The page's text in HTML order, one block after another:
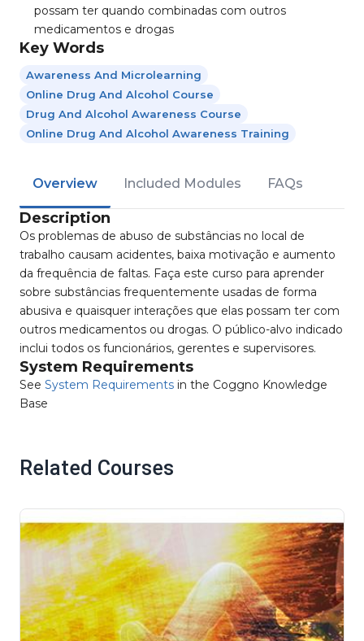
possam ter quando combinadas com outros
medicamentos e drogas
Key Words
Awareness And Microlearning
Online Drug And Alcohol Course
Drug And Alcohol Awareness Course
Online Drug And Alcohol Awareness Training
Overview Included Modules FAQs
Description
Os problemas de abuso de substâncias no local de
trabalho causam acidentes, baixa motivação e aumento
da frequência de faltas. Faça este curso para aprender
sobre substâncias frequentemente usadas de forma
abusiva e quaisquer interações que elas possam ter com
outros medicamentos ou drogas. O público-alvo indicado
inclui todos os funcionários, gerentes e supervisores.
System Requirements
See System Requirements in the Coggno Knowledge
Base
Related Courses